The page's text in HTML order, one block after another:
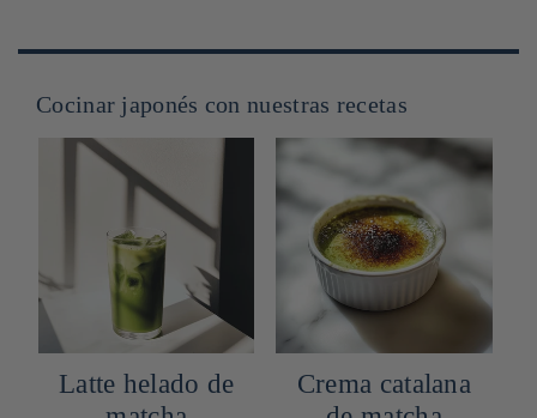
Cocinar japonés con nuestras recetas
Latte helado de
Crema catalana